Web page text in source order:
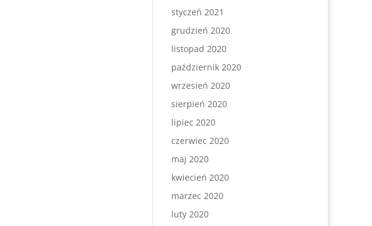
styczeń 2021
grudzień 2020
listopad 2020
październik 2020
wrzesień 2020
sierpień 2020
lipiec 2020
czerwiec 2020
maj 2020
kwiecień 2020
marzec 2020
luty 2020